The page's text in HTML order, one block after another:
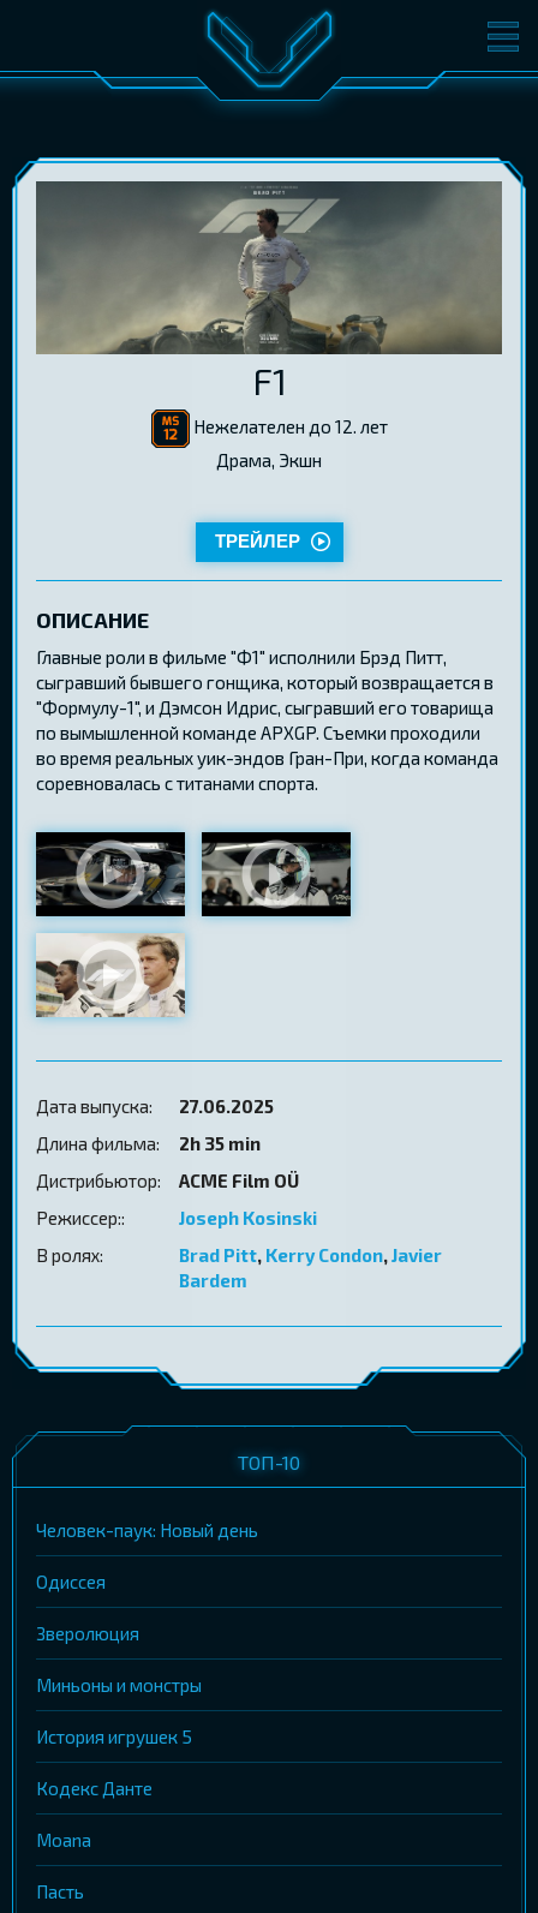
ФИЛЬМЫ БИЛЕТЫ
КИНОКЛУБ-V
ПОДАРОЧНЫЕ КАРТЫ
F1
Нежелателен до 12. лет
Драма, Экшн
ТРЕЙЛЕР
ОПИСАНИЕ
Главные роли в фильме "Ф1" исполнили Брэд Питт,
сыгравший бывшего гонщика, который возвращается в
"Формулу-1", и Дэмсон Идрис, сыгравший его товарища
по вымышленной команде APXGP. Съемки проходили
во время реальных уик-эндов Гран-При, когда команда
соревновалась с титанами спорта.
Дата выпуска:
27.06.2025
Длина фильма:
2h 35 min
Дистрибьютор:
ACME Film OÜ
Режиссер::
Joseph Kosinski
В ролях:
Brad Pitt, Kerry Condon,Javier
Bardem
ТОП-10
Человек-паук: Новый день
Одиссея
Зверолюция
Миньоны и монстры
История игрушек 5
Кодекс Данте
Moana
Пасть